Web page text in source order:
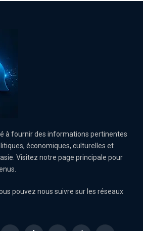
à fournir des informations pertinentes
économiques, culturelles et
Visitez notre page principale pour
pouvez nous suivre sur les réseaux